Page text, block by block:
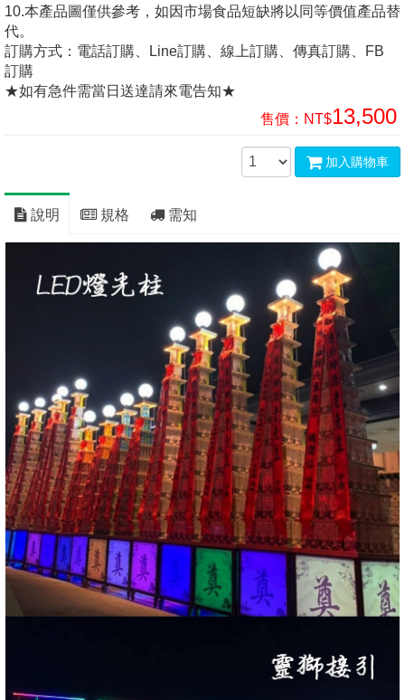
10.本產品圖僅供參考，如因市場食品短缺將以同等價值產品替
代。
訂購方式：電話訂購、Line訂購、線上訂購、傳真訂購、FB
訂購
★如有急件需當日送達請來電告知★
售價： NT$13,500
加入購物車
說明 規格 需知